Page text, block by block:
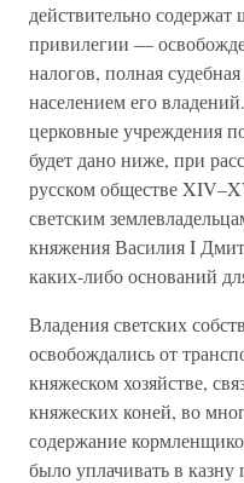
действительно
привилегии —
налогов, полная
населением его
церковные учреждения
будет дано ниже, при
русском обществе
светским
княжения Василия I
каких-либо оснований
Владения светских
освобождались от
княжеском хозяйстве,
княжеских коней, во
содержание
было уплачивать в